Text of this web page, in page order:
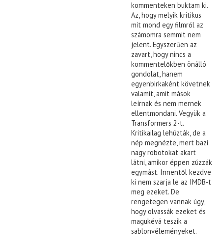
kommenteken buktam ki.
Az, hogy melyik kritikus
mit mond egy filmről az
számomra semmit nem
jelent. Egyszerűen az
zavart, hogy nincs a
kommentelőkben önálló
gondolat, hanem
egyenbirkaként követnek
valamit, amit mások
leírnak és nem mernek
ellentmondani. Vegyük a
Transformers 2-t.
Kritikailag lehúzták, de a
nép megnézte, mert bazi
nagy robotokat akart
látni, amikor éppen zúzzák
egymást. Innentől kezdve
ki nem szarja le az IMDB-t
meg ezeket. De
rengetegen vannak úgy,
hogy olvassák ezeket és
magukévá teszik a
sablonvéleményeket.